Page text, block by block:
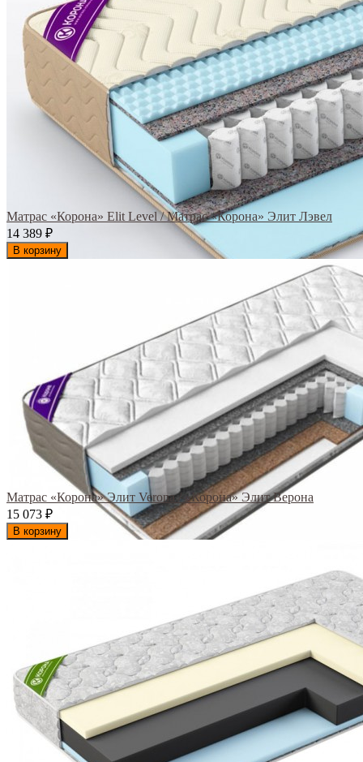
Матрас «Корона» Elit Level / Матрас «Корона» Элит Лэвел
14 389 ₽
В корзину
Матрас «Корона» Элит Verona / «Корона» Элит Верона
15 073 ₽
В корзину